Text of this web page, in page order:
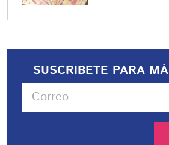
SUSCRIBETE PARA